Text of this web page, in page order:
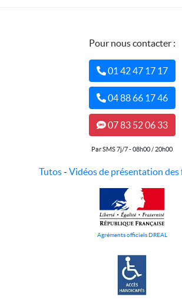
Pour nous contacter :
01 42 47 17 17
04 88 66 17 46
07 83 52 06 33
Par SMS 7j/7 - 08h00 / 20h00
Tutos- Vidéos de présentation
Agréments officiels DREAL